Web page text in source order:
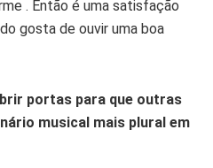
. Então é uma satisfação
gosta de ouvir uma boa
portas para que outras
musical mais plural em